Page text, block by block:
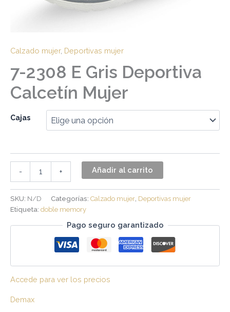
Calzado mujer, Deportivas mujer
7-2308 E Gris Deportiva
Calcetín Mujer
Cajas
- + Añadir al carrito
SKU: N/D Categorías: Calzado mujer Deportivas mujer
Etiqueta: doble memory
Pago seguro garantizado
Accede para ver los precios
Demax